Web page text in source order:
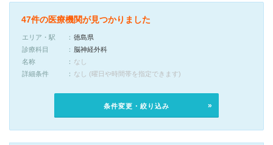
47件の医療機関が見つかりました
エリア・駅
徳島県
診療科目
脳神経外科
名称
なし
詳細条件
なし (曜日や時間帯を指定できます)
条件変更・絞り込み